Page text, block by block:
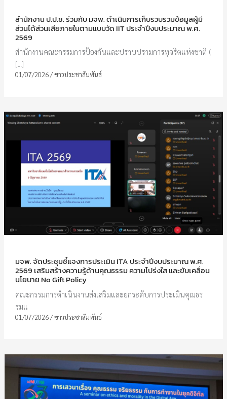
สำนักงาน ป.ป.ช. ร่วมกับ มจพ. ดำเนินการเก็บรวบรวมข้อมูลผู้มี
ส่วนได้ส่วนเสียภายในตามแบบวัด IIT ประจำปีงบประมาณ พ.ศ.
2569
สำนักงานคณะกรรมการป้องกันและปราบปรามการทุจริตแห่งชาติ (
[…]
01/07/2026/ข่าวประชาสัมพันธ์
มจพ. จัดประชุมชี้แจงการประเมิน ITA ประจำปีงบประมาณ พ.ศ.
2569 เสริมสร้างความรู้ด้านคุณธรรม ความโปร่งใส และขับเคลื่อน
นโยบาย No Gift Policy
คณะกรรมการดำเนินงานส่งเสริมและยกระดับการประเมินคุณธร
รมแ
01/07/2026/ข่าวประชาสัมพันธ์